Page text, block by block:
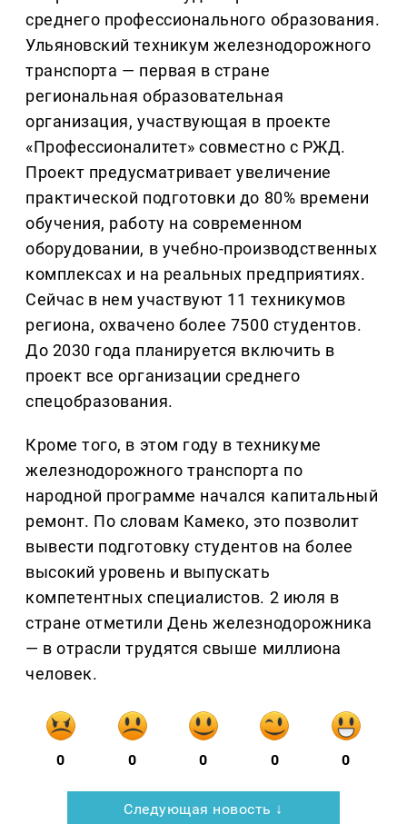
среднего профессионального образования.
Ульяновский техникум железнодорожного
транспорта — первая в стране
региональная образовательная
организация, участвующая в проекте
«Профессионалитет» совместно с РЖД.
Проект предусматривает увеличение
практической подготовки до 80% времени
обучения, работу на современном
оборудовании, в учебно-производственных
комплексах и на реальных предприятиях.
Сейчас в нем участвуют 11 техникумов
региона, охвачено более 7500 студентов.
До 2030 года планируется включить в
проект все организации среднего
спецобразования.
Кроме того, в этом году в техникуме
железнодорожного транспорта по
народной программе начался капитальный
ремонт. По словам Камеко, это позволит
вывести подготовку студентов на более
высокий уровень и выпускать
компетентных специалистов. 2 июля в
стране отметили День железнодорожника
— в отрасли трудятся свыше миллиона
человек.
0 0 0 0 0
Следующая новость ↓